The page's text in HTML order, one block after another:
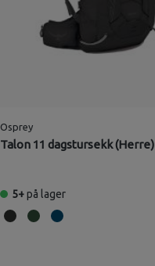
Osprey
Talon 11 dagstursekk (Herre)
5+ på lager